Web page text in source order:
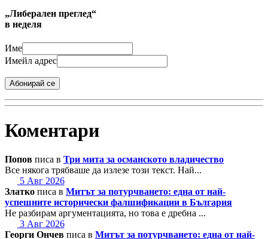
„Либерален преглед“
в неделя
Име
Имейл адрес
Абонирай се
Коментари
Попов писа в Три мита за османското владичество
Все някога трябваше да излезе този текст. Най...
5 Авг 2026
Златко писа в Митът за потурчването: една от най-
успешните исторически фалшификации в България
Не разбирам аргументацията, но това е дребна ...
3 Авг 2026
Георги Ончев писа в Митът за потурчването: една от най-